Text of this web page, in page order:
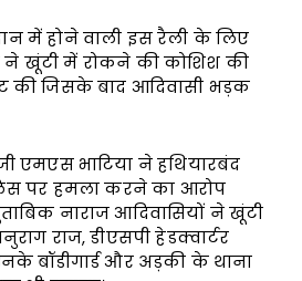
में होने वाली इस रैली के लिए
ने खूंटी में रोकने की कोशिश की
की जिसके बाद आदिवासी भड़क
एमएस भाटिया ने हथियारबंद
पर हमला करने का आरोप
नाराज आदिवासियों ने खूंटी
राज, डीएसपी हेडक्वार्टर
बॉडीगार्ड और अड़की के थाना